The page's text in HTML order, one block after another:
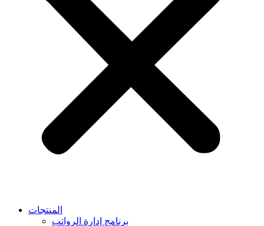
المنتجات
برنامج إدارة الرواتب